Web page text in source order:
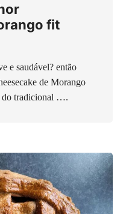
fit
e saudável? então
de Morango
do tradicional ….